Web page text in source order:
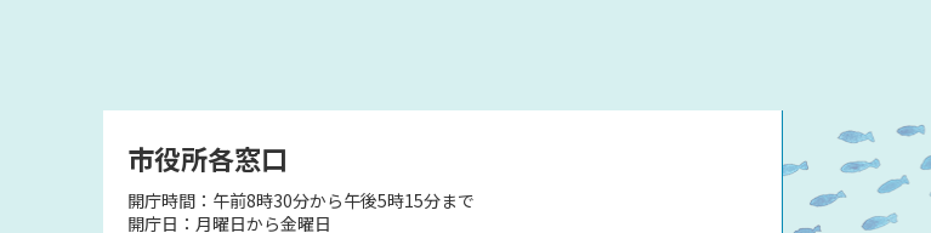
市役所各窓口
開庁時間：午前8時30分から午後5時15分まで
開庁日：月曜日から金曜日